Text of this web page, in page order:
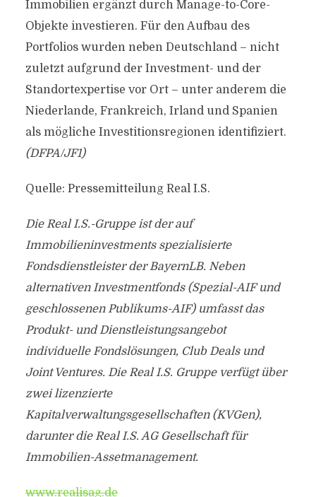
Immobilien ergänzt durch Manage-to-Core-
Objekte investieren. Für den Aufbau des
Portfolios wurden neben Deutschland – nicht
zuletzt aufgrund der Investment- und der
Standortexpertise vor Ort – unter anderem die
Niederlande, Frankreich, Irland und Spanien
als mögliche Investitionsregionen identifiziert.
(DFPA/JF1)
Quelle: Pressemitteilung Real I.S.
Die Real I.S.-Gruppe ist der auf
Immobilieninvestments spezialisierte
Fondsdienstleister der BayernLB. Neben
alternativen Investmentfonds (Spezial-AIF und
geschlossenen Publikums-AIF) umfasst das
Produkt- und Dienstleistungsangebot
individuelle Fondslösungen, Club Deals und
Joint Ventures. Die Real I.S. Gruppe verfügt über
zwei lizenzierte
Kapitalverwaltungsgesellschaften (KVGen),
darunter die Real I.S. AG Gesellschaft für
Immobilien-Assetmanagement.
www.realisag.de